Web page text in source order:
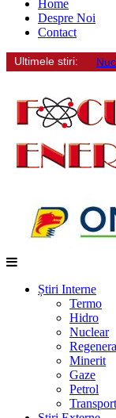
Home
Despre Noi
Contact
Ultimele stiri:
Știri Interne
Termo
Hidro
Nuclear
Minerit
Gaze
Petrol